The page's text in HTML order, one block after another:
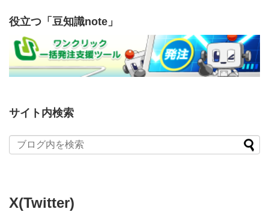
役立つ「豆知識note」
サイト内検索
X(Twitter)